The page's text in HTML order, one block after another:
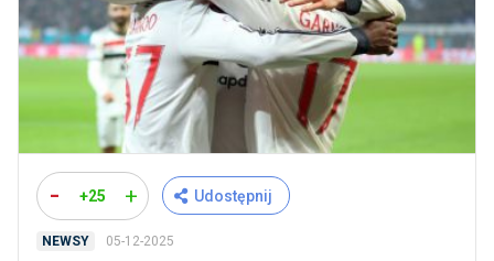
- +25 + Udostępnij
NEWSY 05-12-2025